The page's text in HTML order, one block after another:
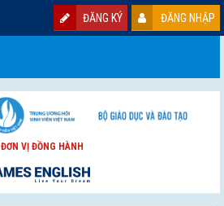
ĐĂNG KÝ ĐĂNG NHẬP
ĐƠN VỊ ĐỒNG HÀNH